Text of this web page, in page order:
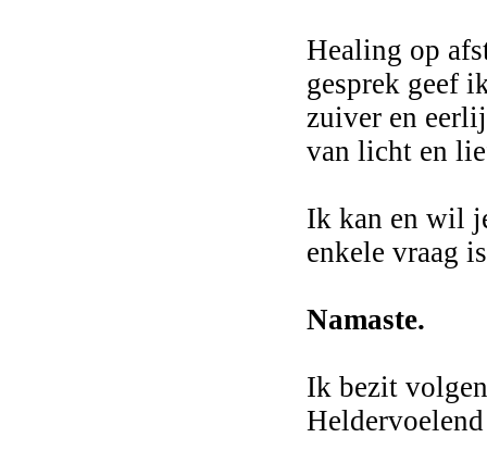
Healing op
gesprek geef
zuiver en
van licht en
Ik kan en wil
enkele vraag
Namaste.
Ik bezit